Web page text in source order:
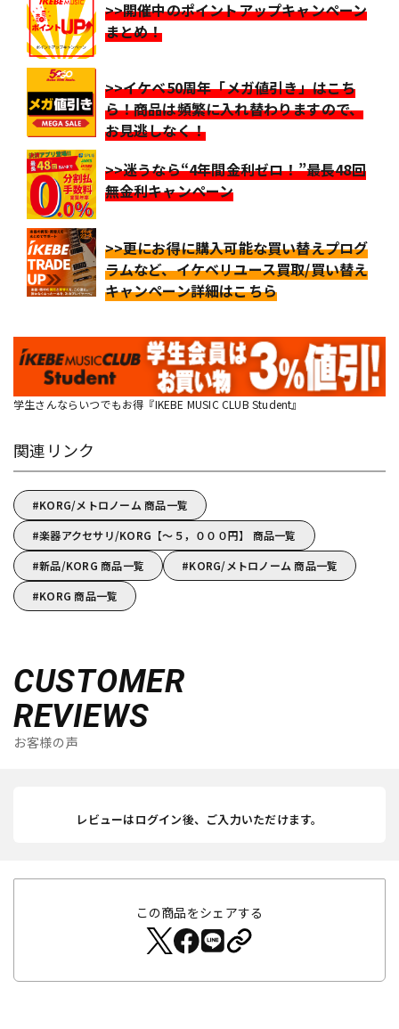
>>開催中のポイントアップキャンペーン
まとめ！
>>イケベ50周年「メガ値引き」はこち
ら！商品は頻繁に入れ替わりますので、
お見逃しなく！
>>迷うなら“4年間金利ゼロ！”最長48回
無金利キャンペーン
>>更にお得に購入可能な買い替えプログ
ラムなど、イケベリユース買取/買い替え
キャンペーン詳細はこちら
学生さんならいつでもお得『IKEBE MUSIC CLUB Student』
関連リンク
KORG/メトロノーム 商品一覧
楽器アクセサリ/KORG【～５，０００円】 商品一覧
新品/KORG 商品一覧
KORG/メトロノーム 商品一覧
KORG 商品一覧
CUSTOMER
REVIEWS
お客様の声
レビューはログイン後、ご入力いただけます。
この商品をシェアする